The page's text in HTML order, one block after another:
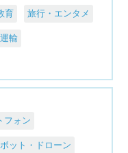
育 旅行・エンタメ
輸
フォン
ット・ドローン